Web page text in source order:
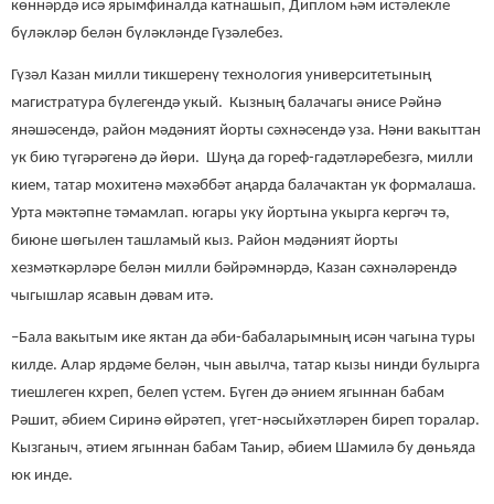
көннәрдә исә ярымфиналда катнашып, Диплом һәм истәлекле
бүләкләр белән бүләкләнде Гүзәлебез.
Гүзәл Казан милли тикшеренү технология университетының
магистратура бүлегендә укый. Кызның балачагы әнисе Рәйнә
янәшәсендә, район мәдәният йорты сәхнәсендә уза. Нәни вакыттан
ук бию түгәрәгенә дә йөри. Шуңа да гореф-гадәтләребезгә, милли
кием, татар мохитенә мәхәббәт аңарда балачактан ук формалаша.
Урта мәктәпне тәмамлап. югары уку йортына укырга кергәч тә,
биюне шөгылен ташламый кыз. Район мәдәният йорты
хезмәткәрләре белән милли бәйрәмнәрдә, Казан сәхнәләрендә
чыгышлар ясавын дәвам итә.
–Бала вакытым ике яктан да әби-бабаларымның исән чагына туры
килде. Алар ярдәме белән, чын авылча, татар кызы нинди булырга
тиешлеген кхреп, белеп үстем. Бүген дә әнием ягыннан бабам
Рәшит, әбием Сиринә өйрәтеп, үгет-нәсыйхәтләрен биреп торалар.
Кызганыч, әтием ягыннан бабам Таһир, әбием Шамилә бу дөньяда
юк инде.